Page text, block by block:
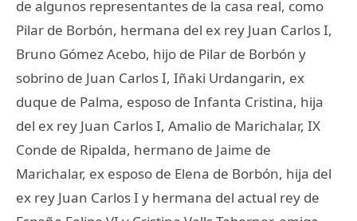
de algunos representantes de la casa real, como
Pilar de Borbón, hermana del ex rey Juan Carlos I,
Bruno Gómez Acebo, hijo de Pilar de Borbón y
sobrino de Juan Carlos I, Iñaki Urdangarin, ex
duque de Palma, esposo de Infanta Cristina, hija
del ex rey Juan Carlos I, Amalio de Marichalar, IX
Conde de Ripalda, hermano de Jaime de
Marichalar, ex esposo de Elena de Borbón, hija del
ex rey Juan Carlos I y hermana del actual rey de